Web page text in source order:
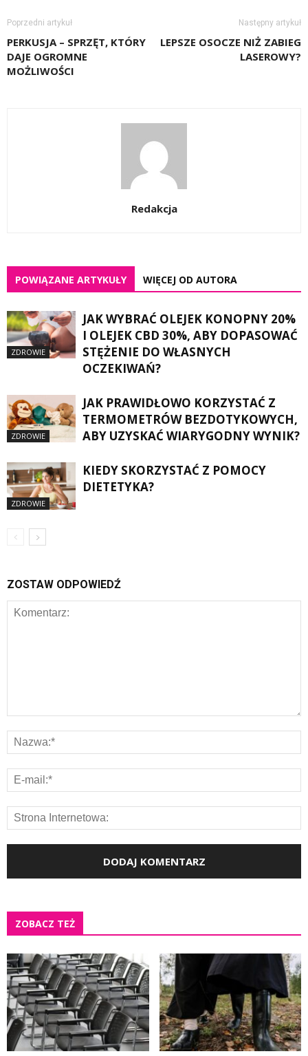
Poprzedni artykuł
PERKUSJA – SPRZĘT, KTÓRY
DAJE OGROMNE
MOŻLIWOŚCI
Następny artykuł
LEPSZE OSOCZE NIŻ ZABIEG
LASEROWY?
Redakcja
POWIĄZANE ARTYKUŁY WIĘCEJ OD AUTORA
ZDROWIE
JAK WYBRAĆ OLEJEK KONOPNY 20%
I OLEJEK CBD 30%, ABY DOPASOWAĆ
STĘŻENIE DO WŁASNYCH
OCZEKIWAŃ?
ZDROWIE
JAK PRAWIDŁOWO KORZYSTAĆ Z
TERMOMETRÓW BEZDOTYKOWYCH,
ABY UZYSKAĆ WIARYGODNY WYNIK?
ZDROWIE
KIEDY SKORZYSTAĆ Z POMOCY
DIETETYKA?
ZOSTAW ODPOWIEDŹ
ZOBACZ TEŻ